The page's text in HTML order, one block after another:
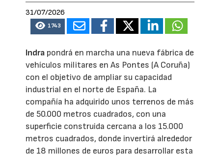
31/07/2026
1743
Indra pondrá en marcha una nueva fábrica de
vehículos militares en As Pontes (A Coruña)
con el objetivo de ampliar su capacidad
industrial en el norte de España. La
compañía ha adquirido unos terrenos de más
de 50.000 metros cuadrados, con una
superficie construida cercana a los 15.000
metros cuadrados, donde invertirá alrededor
de 18 millones de euros para desarrollar esta